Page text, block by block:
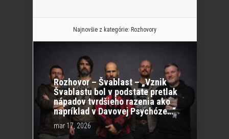
Najnovšie z kategórie: Rozhovory
Rozhovor – Švablast – „Vznik
Švablastu bol v podstate pretlak
nápadov tvrdšieho razenia ako
napríklad v Davovej Psychóze…“
mar 17, 2026